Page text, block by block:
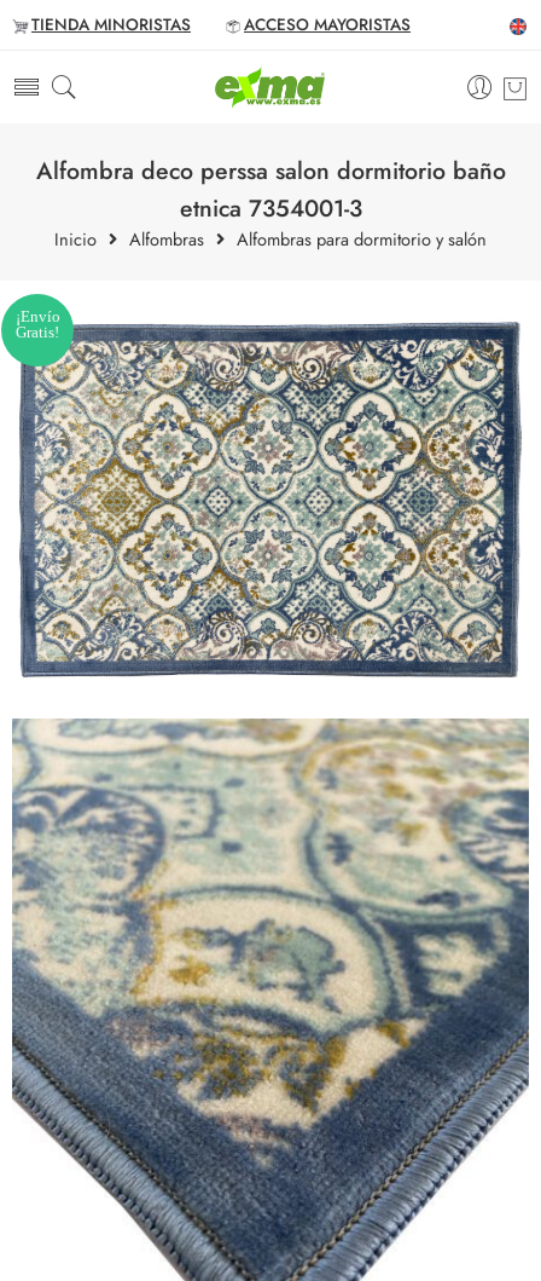
TIENDA MINORISTAS ACCESO MAYORISTAS
Alfombra deco perssa salon dormitorio baño
etnica 7354001-3
Inicio Alfombras Alfombras para dormitorio y salón
¡Envío
Gratis!